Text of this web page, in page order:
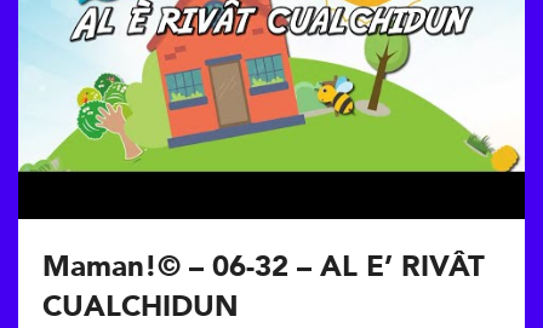
Maman!© – 06-32 – AL E’ RIVÂT
CUALCHIDUN